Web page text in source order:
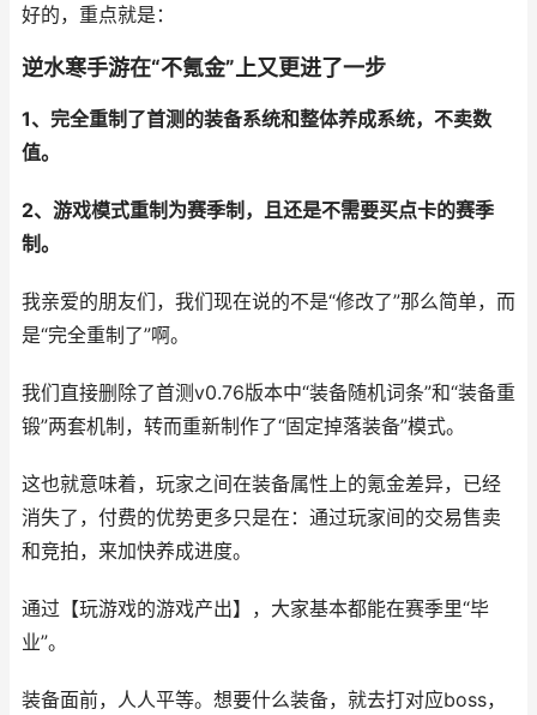
好的，重点就是：
逆水寒手游在“不氪金”上又更进了一步
1、完全重制了首测的装备系统和整体养成系统，不卖数
值。
2、游戏模式重制为赛季制，且还是不需要买点卡的赛季
制。
我亲爱的朋友们，我们现在说的不是“修改了”那么简单，而
是“完全重制了”啊。
我们直接删除了首测v0.76版本中“装备随机词条”和“装备重
锻”两套机制，转而重新制作了“固定掉落装备”模式。
这也就意味着，玩家之间在装备属性上的氪金差异，已经
消失了，付费的优势更多只是在：通过玩家间的交易售卖
和竞拍，来加快养成进度。
通过【玩游戏的游戏产出】，大家基本都能在赛季里“毕
业”。
装备面前，人人平等。想要什么装备，就去打对应boss，